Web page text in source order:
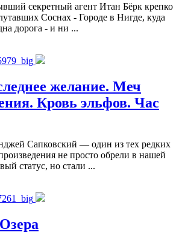
секретный агент Итан Бёрк крепко
Соснах - Городе в Нигде, куда
дорога - и ни ...
желание. Меч
Кровь эльфов. Час
Сапковский — один из тех редких
не просто обрели в нашей
статус, но стали ...